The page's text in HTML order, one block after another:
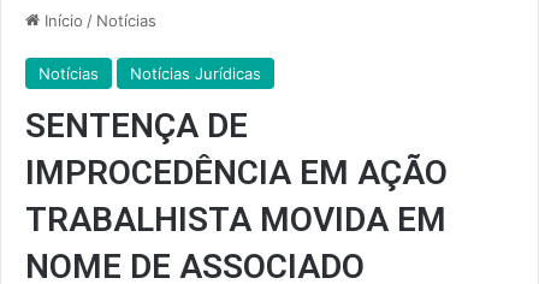
Início / Notícias
Notícias Notícias Jurídicas
SENTENÇA DE
IMPROCEDÊNCIA EM AÇÃO
TRABALHISTA MOVIDA EM
NOME DE ASSOCIADO